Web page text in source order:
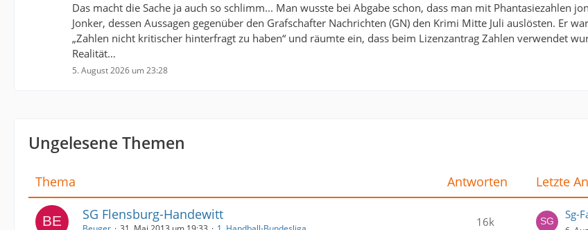
Das macht die Sache ja auch so schlimm... Man wusste bei Abgabe schon, dass man mit Phantasiezahlen
Jonker, dessen Aussagen gegenüber den Grafschafter Nachrichten (GN) den Krimi Mitte Juli auslösten. Er
„Zahlen nicht kritischer hinterfragt zu haben“ und räumte ein, dass beim Lizenzantrag Zahlen verwendet
Realität…
5. August 2026 um 23:28
Ungelesene Themen
Thema Antworten
Letzte
SG Flensburg-Handewitt
16k
Sg-